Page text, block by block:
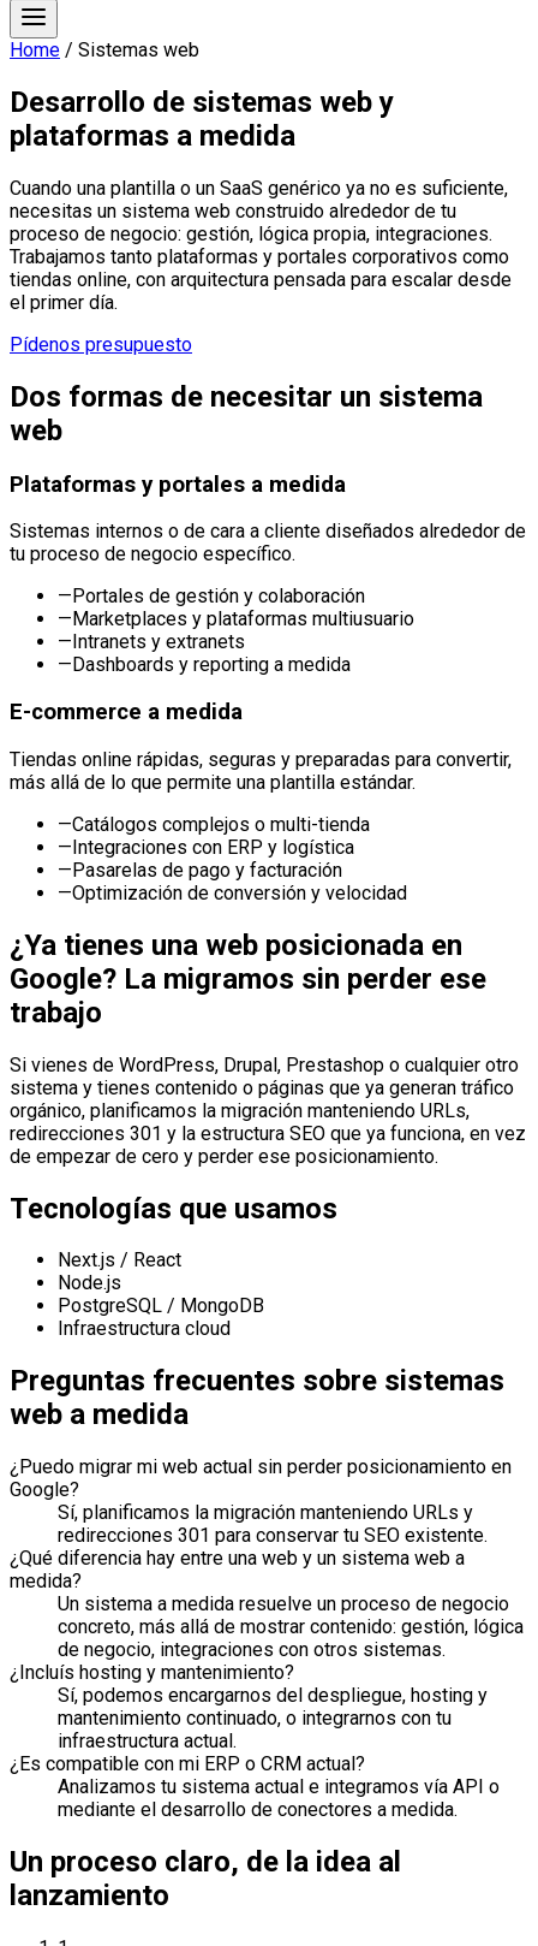
Home / Sistemas web
Desarrollo de sistemas web y
plataformas a medida
Cuando una plantilla o un SaaS genérico ya no es suficiente,
necesitas un sistema web construido alrededor de tu
proceso de negocio: gestión, lógica propia, integraciones.
Trabajamos tanto plataformas y portales corporativos como
tiendas online, con arquitectura pensada para escalar desde
el primer día.
Pídenos presupuesto
Dos formas de necesitar un sistema
web
Plataformas y portales a medida
Sistemas internos o de cara a cliente diseñados alrededor de
tu proceso de negocio específico.
— Portales de gestión y colaboración
— Marketplaces y plataformas multiusuario
— Intranets y extranets
— Dashboards y reporting a medida
E-commerce a medida
Tiendas online rápidas, seguras y preparadas para convertir,
más allá de lo que permite una plantilla estándar.
—Catálogos complejos o multi-tienda
—Integraciones con ERP y logística
—Pasarelas de pago y facturación
—Optimización de conversión y velocidad
¿Ya tienes una web posicionada en
Google? La migramos sin perder ese
trabajo
Si vienes de WordPress, Drupal, Prestashop o cualquier otro
sistema y tienes contenido o páginas que ya generan tráfico
orgánico, planificamos la migración manteniendo URLs,
redirecciones 301 y la estructura SEO que ya funciona, en vez
de empezar de cero y perder ese posicionamiento.
Tecnologías que usamos
Next.js / React
Node.js
PostgreSQL / MongoDB
Infraestructura cloud
Preguntas frecuentes sobre sistemas
web a medida
¿Puedo migrar mi web actual sin perder posicionamiento en
Google?
Sí, planificamos la migración manteniendo URLs y
redirecciones 301 para conservar tu SEO existente.
¿Qué diferencia hay entre una web y un sistema web a
medida?
Un sistema a medida resuelve un proceso de negocio
concreto, más allá de mostrar contenido: gestión, lógica
de negocio, integraciones con otros sistemas.
¿Incluís hosting y mantenimiento?
Sí, podemos encargarnos del despliegue, hosting y
mantenimiento continuado, o integrarnos con tu
infraestructura actual.
¿Es compatible con mi ERP o CRM actual?
Analizamos tu sistema actual e integramos vía API o
mediante el desarrollo de conectores a medida.
Un proceso claro, de la idea al
lanzamiento